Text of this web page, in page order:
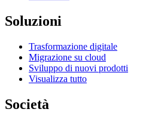
Soluzioni
Trasformazione digitale
Migrazione su cloud
Sviluppo di nuovi prodotti
Visualizza tutto
Società